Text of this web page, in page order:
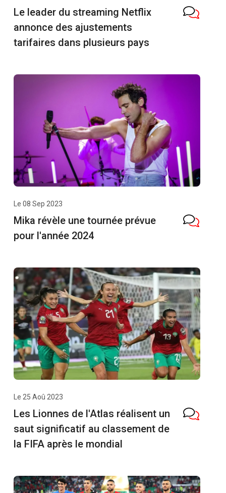
Le leader du streaming Netflix
annonce des ajustements
tarifaires dans plusieurs pays
Le 08 Sep 2023
Mika révèle une tournée prévue
pour l'année 2024
Le 25 Aoû 2023
Les Lionnes de l'Atlas réalisent un
saut significatif au classement de
la FIFA après le mondial